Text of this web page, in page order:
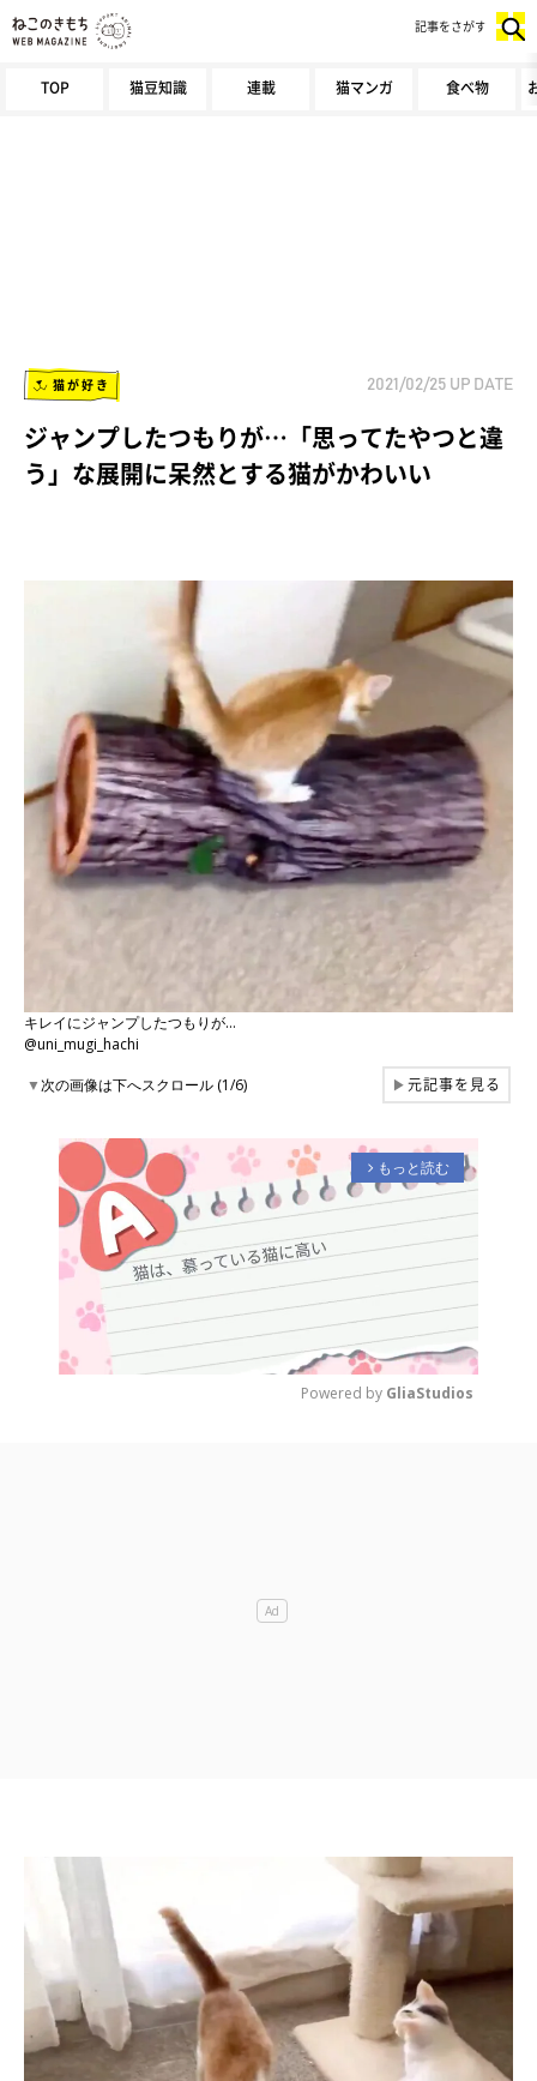
TOP 猫豆知識 連載 猫マンガ 食べ物
記事をさがす
猫が好き 2021/02/25 UP DATE
ジャンプしたつもりが…「思ってたやつと違
う」な展開に呆然とする猫がかわいい
キレイにジャンプしたつもりが…
@uni_mugi_hachi
▼次の画像は下へスクロール (1/6) ▶元記事を見る
arrow_forward_ios もっと読む
Powered by GliaStudios